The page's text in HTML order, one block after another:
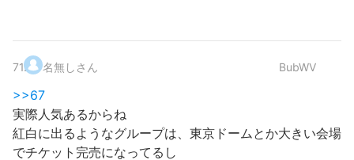
71. 名無しさん BubWV
>>67
実際人気あるからね
紅白に出るようなグループは、東京ドームとか大きい会場
でチケット完売になってるし